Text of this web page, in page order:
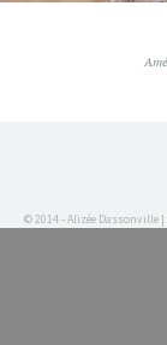
© 2014 - Alizée Dassonville